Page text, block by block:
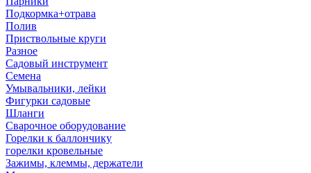
Подкормка+отрава
Полив
Приствольные круги
Разное
Садовый инструмент
Семена
Умывальники, лейки
Фигурки садовые
Шланги
Сварочное оборудование
Горелки к баллончику
горелки кровельные
Зажимы, клеммы, держатели